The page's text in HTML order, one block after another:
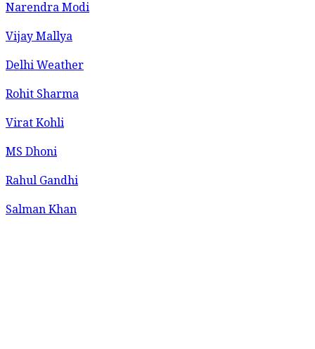
Narendra Modi
Vijay Mallya
Delhi Weather
Rohit Sharma
Virat Kohli
MS Dhoni
Rahul Gandhi
Salman Khan